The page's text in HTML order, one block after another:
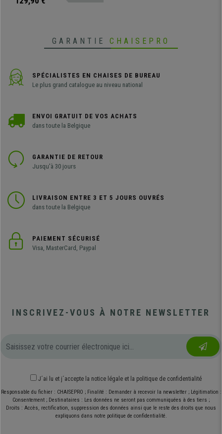
GARANTIE CHAISEPRO
SPÉCIALISTES EN CHAISES DE BUREAU
Le plus grand catalogue au niveau national
ENVOI GRATUIT DE VOS ACHATS
dans toute la Belgique
GARANTIE DE RETOUR
Jusqu'à 30 jours
LIVRAISON ENTRE 3 ET 5 JOURS OUVRÉS
dans toute la Belgique
PAIEMENT SÉCURISÉ
Visa, MasterCard, Paypal
INSCRIVEZ-VOUS À NOTRE NEWSLETTER
J´ai lu et j´accepte la notice légale et la politique de confidentialité
Responsable du fichier : CHAISEPRO ; Finalité : Demander à recevoir la newsletter ; Légitimation :
Consentement ; Destinataires : Les données ne seront pas communiquées à des tiers ;
Droits : Accès, rectification, suppression des données ainsi que le reste des droits que nous
expliquons dans notre politique de confidentialité.